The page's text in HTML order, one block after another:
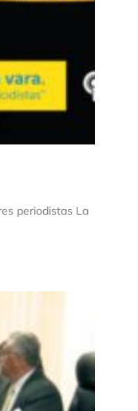
periodistas La